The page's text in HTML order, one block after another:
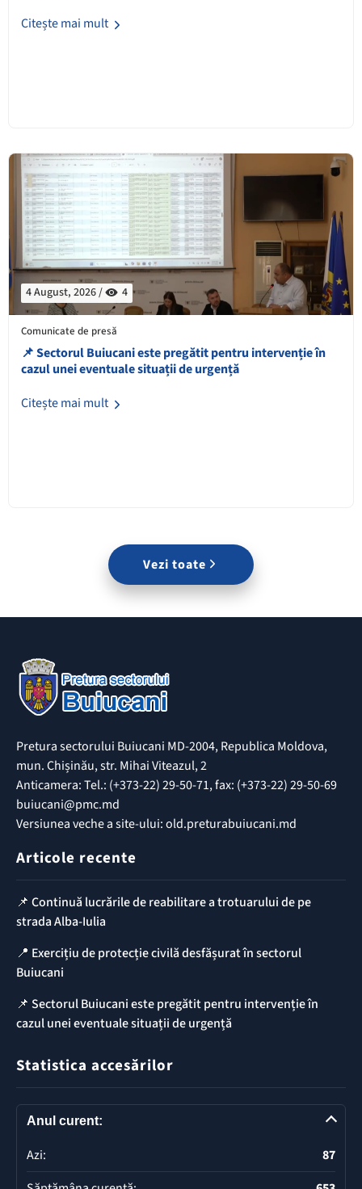
Citește mai mult
4 August, 2026 / 4
Comunicate de presă
📌 Sectorul Buiucani este pregătit pentru intervenție în
cazul unei eventuale situații de urgență
Citește mai mult
Vezi toate
Pretura sectorului Buiucani MD-2004, Republica Moldova,
mun. Chișinău, str. Mihai Viteazul, 2
Anticamera: Tel.: (+373-22) 29-50-71, fax: (+373-22) 29-50-69
buiucani@pmc.md
Versiunea veche a site-ului: old.preturabuiucani.md
Articole recente
📌 Continuă lucrările de reabilitare a trotuarului de pe
strada Alba-Iulia
📍 Exercițiu de protecție civilă desfășurat în sectorul
Buiucani
📌 Sectorul Buiucani este pregătit pentru intervenție în
cazul unei eventuale situații de urgență
Statistica accesărilor
Anul curent:
Azi:
87